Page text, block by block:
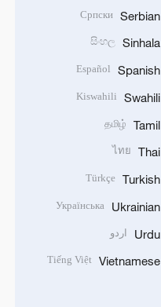
Serbian
Српски
Sinhala
සිංහල
Spanish
Español
Swahili
Kiswahili
Tamil
தமிழ்
Thai
ไทย
Turkish
Türkçe
Ukrainian
Українська
Urdu اردو
Vietnamese
Tiếng Việt